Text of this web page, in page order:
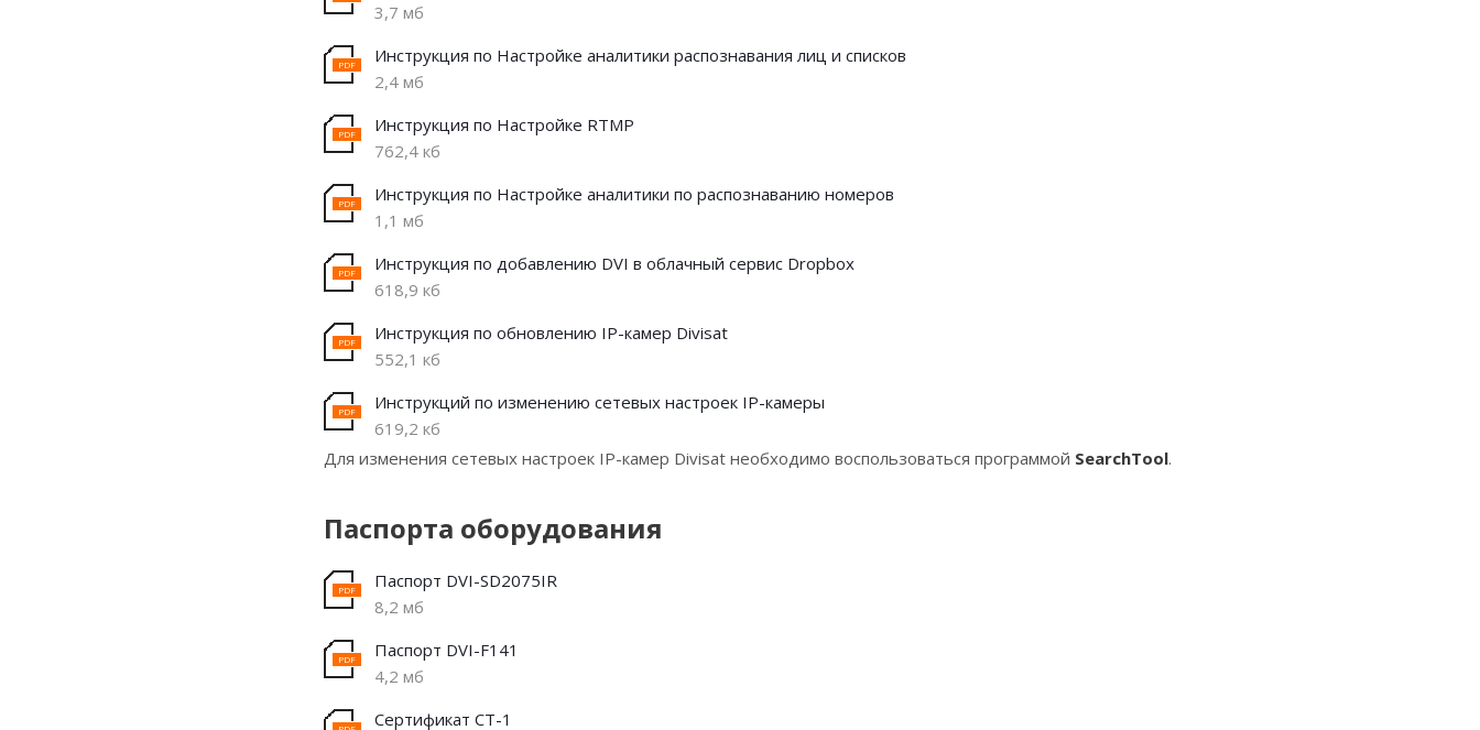
3,7 мб
Инструкция по Настройке аналитики распознавания лиц и списков
2,4 мб
Инструкция по Настройке RTMP
762,4 кб
Инструкция по Настройке аналитики по распознаванию номеров
1,1 мб
Инструкция по добавлению DVI в облачный сервис Dropbox
618,9 кб
Инструкция по обновлению IP-камер Divisat
552,1 кб
Инструкций по изменению сетевых настроек IP-камеры
619,2 кб
Для изменения сетевых настроек IP-камер Divisat необходимо воспользоваться программой SearchTool.
Паспорта оборудования
Паспорт DVI-SD2075IR
8,2 мб
Паспорт DVI-F141
4,2 мб
Сертификат СТ-1